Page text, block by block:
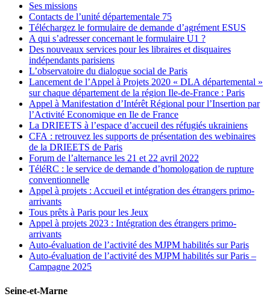
Ses missions
Contacts de l’unité départementale 75
Téléchargez le formulaire de demande d’agrément ESUS
A qui s’adresser concernant le formulaire U1 ?
Des nouveaux services pour les libraires et disquaires
indépendants parisiens
L’observatoire du dialogue social de Paris
Lancement de l’Appel à Projets 2020 « DLA départemental »
sur chaque département de la région Ile-de-France : Paris
Appel à Manifestation d’Intérêt Régional pour l’Insertion par
l’Activité Economique en Ile de France
La DRIEETS à l’espace d’accueil des réfugiés ukrainiens
CFA : retrouvez les supports de présentation des webinaires
de la DRIEETS de Paris
Forum de l’alternance les 21 et 22 avril 2022
TéléRC : le service de demande d’homologation de rupture
conventionnelle
Appel à projets : Accueil et intégration des étrangers primo-
arrivants
Tous prêts à Paris pour les Jeux
Appel à projets 2023 : Intégration des étrangers primo-
arrivants
Auto-évaluation de l’activité des MJPM habilités sur Paris
Auto-évaluation de l’activité des MJPM habilités sur Paris –
Campagne 2025
Seine-et-Marne